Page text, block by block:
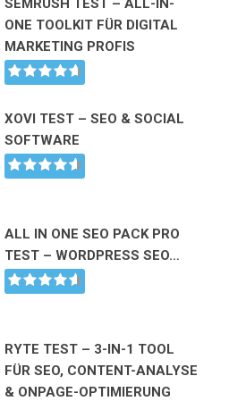
SEMRUSH TEST – ALL-IN-
ONE TOOLKIT FÜR DIGITAL
MARKETING PROFIS
XOVI TEST – SEO & SOCIAL
SOFTWARE
ALL IN ONE SEO PACK PRO
TEST – WORDPRESS SEO…
RYTE TEST – 3-IN-1 TOOL
FÜR SEO, CONTENT-ANALYSE
& ONPAGE-OPTIMIERUNG